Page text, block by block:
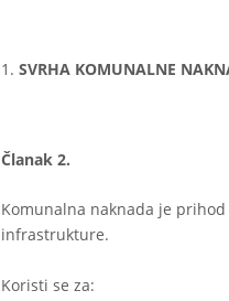
SVRHA KOMUNALNE
Članak 2.
Komunalna naknada je
infrastrukture.
Koristi se za: